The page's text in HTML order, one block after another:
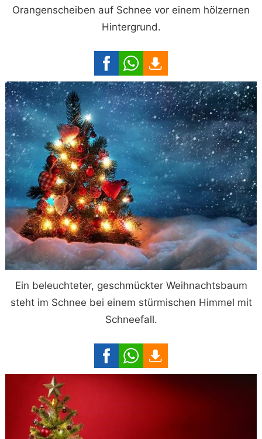
Orangenscheiben auf Schnee vor einem hölzernen
Hintergrund.
Ein beleuchteter, geschmückter Weihnachtsbaum
steht im Schnee bei einem stürmischen Himmel mit
Schneefall.